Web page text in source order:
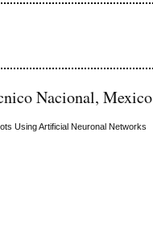
Nacional, Mexico
Using Artificial Neuronal Networks